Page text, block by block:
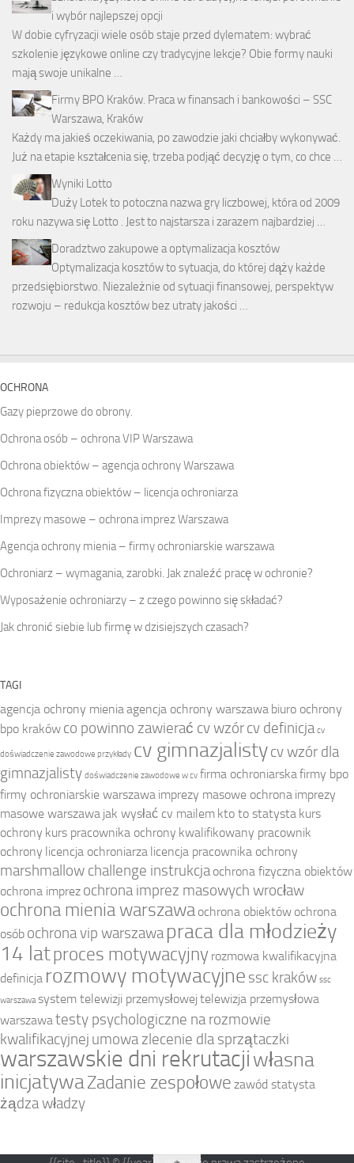
i wybór najlepszej opcji
W dobie cyfryzacji wiele osób staje przed dylematem: wybrać
szkolenie językowe online czy tradycyjne lekcje? Obie formy nauki
mają swoje unikalne …
Firmy BPO Kraków. Praca w finansach i bankowości – SSC
Warszawa, Kraków
Każdy ma jakieś oczekiwania, po zawodzie jaki chciałby wykonywać.
Już na etapie kształcenia się, trzeba podjąć decyzję o tym, co chce …
Wyniki Lotto
Duży Lotek to potoczna nazwa gry liczbowej, która od 2009
roku nazywa się Lotto . Jest to najstarsza i zarazem najbardziej …
Doradztwo zakupowe a optymalizacja kosztów
Optymalizacja kosztów to sytuacja, do której dąży każde
przedsiębiorstwo. Niezależnie od sytuacji finansowej, perspektyw
rozwoju – redukcja kosztów bez utraty jakości …
OCHRONA
Gazy pieprzowe do obrony.
Ochrona osób – ochrona VIP Warszawa
Ochrona obiektów – agencja ochrony Warszawa
Ochrona fizyczna obiektów – licencja ochroniarza
Imprezy masowe – ochrona imprez Warszawa
Agencja ochrony mienia – firmy ochroniarskie warszawa
Ochroniarz – wymagania, zarobki. Jak znaleźć pracę w ochronie?
Wyposażenie ochroniarzy – z czego powinno się składać?
Jak chronić siebie lub firmę w dzisiejszych czasach?
TAGI
agencja ochrony mieniaagencja ochrony warszawa biuro ochrony
bpo kraków co powinno zawierać cv wzórcv definicja cv
doświadczenie zawodowe przykłady cv gimnazjalistycv wzór dla
gimnazjalisty doświadczenie zawodowe w cv firma ochroniarskafirmy bpo
firmy ochroniarskie warszawa imprezy masowe ochrona imprezy
masowe warszawa jak wysłać cv mailem kto to statysta kurs
ochrony kurs pracownika ochrony kwalifikowany pracownik
ochrony licencja ochroniarza licencja pracownika ochrony
marshmallow challenge instrukcja ochrona fizyczna obiektów
ochrona imprez ochrona imprez masowych wrocław
ochrona mienia warszawa ochrona obiektów ochrona
osób ochrona vip warszawa praca dla młodzieży
14 latproces motywacyjny rozmowa kwalifikacyjna
definicja rozmowy motywacyjne ssc kraków ssc
warszawa system telewizji przemysłowej telewizja przemysłowa
warszawatesty psychologiczne na rozmowie
kwalifikacyjnej umowa zlecenie dla sprzątaczki
warszawskie dni rekrutacjiwłasna
inicjatywaZadanie zespołowe zawód statysta
żądza władzy